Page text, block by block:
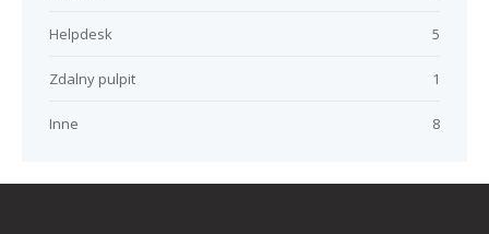
5
Helpdesk
1
Zdalny pulpit
8
Inne